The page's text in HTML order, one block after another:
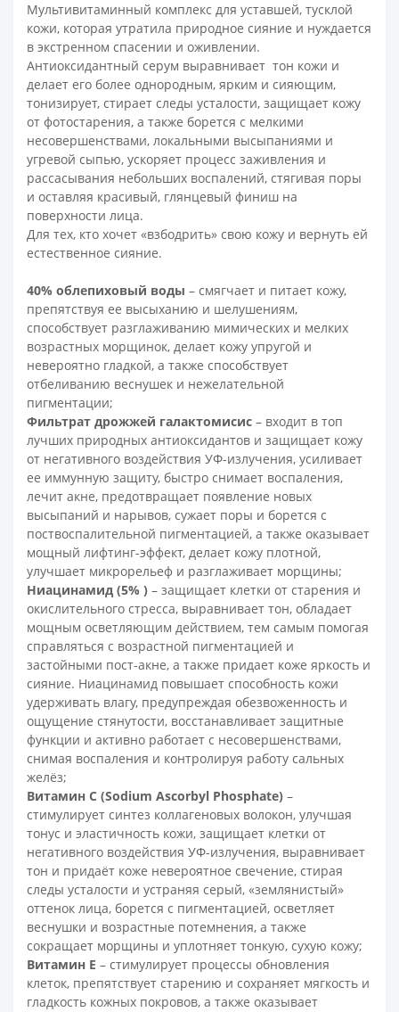
Мультивитаминный комплекс для уставшей, тусклой
кожи, которая утратила природное сияние и нуждается
в экстренном спасении и оживлении.
Антиоксидантный серум выравнивает тон кожи и
делает его более однородным, ярким и сияющим,
тонизирует, стирает следы усталости, защищает кожу
от фотостарения, а также борется с мелкими
несовершенствами, локальными высыпаниями и
угревой сыпью, ускоряет процесс заживления и
рассасывания небольших воспалений, стягивая поры
и оставляя красивый, глянцевый финиш на
поверхности лица.
Для тех, кто хочет «взбодрить» свою кожу и вернуть ей
естественное сияние.
40% облепиховый воды – смягчает и питает кожу,
препятствуя ее высыханию и шелушениям,
способствует разглаживанию мимических и мелких
возрастных морщинок, делает кожу упругой и
невероятно гладкой, а также способствует
отбеливанию веснушек и нежелательной
пигментации;
Фильтрат дрожжей галактомисис – входит в топ
лучших природных антиоксидантов и защищает кожу
от негативного воздействия УФ-излучения, усиливает
ее иммунную защиту, быстро снимает воспаления,
лечит акне, предотвращает появление новых
высыпаний и нарывов, сужает поры и борется с
поствоспалительной пигментацией, а также оказывает
мощный лифтинг-эффект, делает кожу плотной,
улучшает микрорельеф и разглаживает морщины;
Ниацинамид (5% ) – защищает клетки от старения и
окислительного стресса, выравнивает тон, обладает
мощным осветляющим действием, тем самым помогая
справляться с возрастной пигментацией и
застойными пост-акне, а также придает коже яркость и
сияние. Ниацинамид повышает способность кожи
удерживать влагу, предупреждая обезвоженность и
ощущение стянутости, восстанавливает защитные
функции и активно работает с несовершенствами,
снимая воспаления и контролируя работу сальных
желёз;
Витамин С (Sodium Ascorbyl Phosphate) –
стимулирует синтез коллагеновых волокон, улучшая
тонус и эластичность кожи, защищает клетки от
негативного воздействия УФ-излучения, выравнивает
тон и придаёт коже невероятное свечение, стирая
следы усталости и устраняя серый, «землянистый»
оттенок лица, борется с пигментацией, осветляет
веснушки и возрастные потемнения, а также
сокращает морщины и уплотняет тонкую, сухую кожу;
Витамин Е – стимулирует процессы обновления
клеток, препятствует старению и сохраняет мягкость и
гладкость кожных покровов, а также оказывает